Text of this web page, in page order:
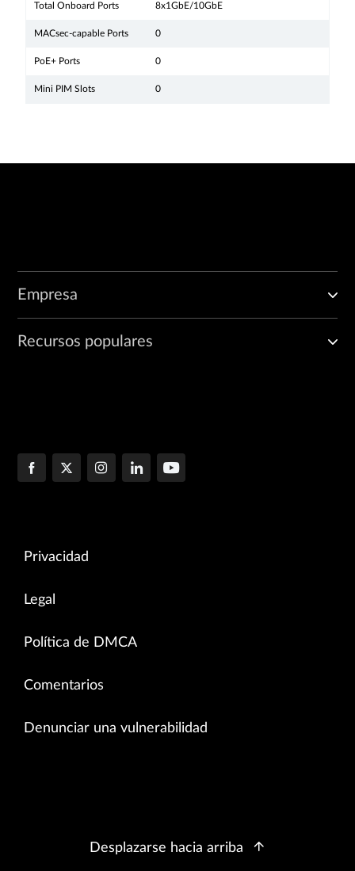
Total Onboard Ports 8x1GbE/10GbE
MACsec-capable Ports 0
PoE+ Ports 0
Mini PIM Slots 0
Empresa
Recursos populares
Privacidad
Legal
Política de DMCA
Comentarios
Denunciar una vulnerabilidad
Desplazarse hacia arriba